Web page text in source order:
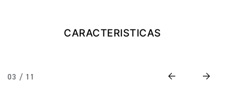
Precio desde $11.990.000
CARACTERISTICAS
03 / 11 Previous Next
NUEVA CUENTA